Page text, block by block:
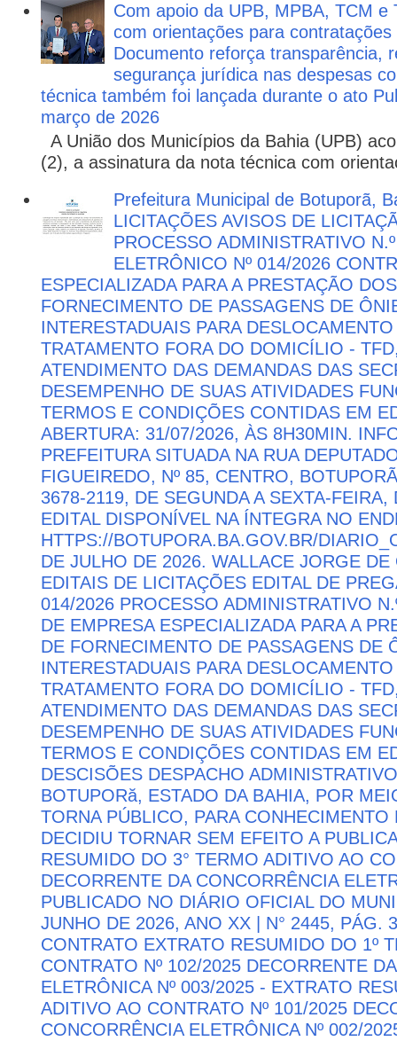
Com apoio da UPB, MPBA, TCM
com orientações para
Documento reforça transparência,
segurança jurídica nas despesas
técnica também foi lançada durante o ato
março de 2026
A União dos Municípios da Bahia (UPB)
(2), a assinatura da nota técnica com
Prefeitura Municipal de Botuporã,
LICITAÇÕES AVISOS DE
PROCESSO ADMINISTRATIVO
ELETRÔNICO Nº 014/2026
ESPECIALIZADA PARA A PRESTAÇÃO
FORNECIMENTO DE PASSAGENS DE
INTERESTADUAIS PARA
TRATAMENTO FORA DO DOMICÍLIO -
ATENDIMENTO DAS DEMANDAS DAS
DESEMPENHO DE SUAS ATIVIDADES
TERMOS E CONDIÇÕES CONTIDAS EM
ABERTURA: 31/07/2026, ÀS 8H30MIN.
PREFEITURA SITUADA NA RUA
FIGUEIREDO, Nº 85, CENTRO,
3678-2119, DE SEGUNDA A SEXTA-
EDITAL DISPONÍVEL NA ÍNTEGRA NO
HTTPS://BOTUPORA.BA.GOV.BR/
DE JULHO DE 2026. WALLACE JORGE
EDITAIS DE LICITAÇÕES EDITAL DE
014/2026 PROCESSO ADMINISTRATIVO
DE EMPRESA ESPECIALIZADA PARA A
DE FORNECIMENTO DE PASSAGENS DE
INTERESTADUAIS PARA
TRATAMENTO FORA DO DOMICÍLIO -
ATENDIMENTO DAS DEMANDAS DAS
DESEMPENHO DE SUAS ATIVIDADES
TERMOS E CONDIÇÕES CONTIDAS EM
DESCISÕES DESPACHO
BOTUPORă, ESTADO DA BAHIA, POR
TORNA PÚBLICO, PARA
DECIDIU TORNAR SEM EFEITO A
RESUMIDO DO 3° TERMO ADITIVO AO
DECORRENTE DA CONCORRÊNCIA
PUBLICADO NO DIÁRIO OFICIAL DO
JUNHO DE 2026, ANO XX | N° 2445, PÁG.
CONTRATO EXTRATO RESUMIDO DO 1º
CONTRATO Nº 102/2025 DECORRENTE
ELETRÔNICA Nº 003/2025 - EXTRATO
ADITIVO AO CONTRATO Nº 101/2025
CONCORRÊNCIA ELETRÔNICA Nº 002/